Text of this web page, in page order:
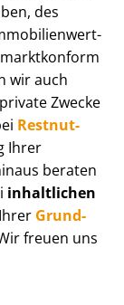
des
wir auch
Zwecke
Rest­nut­
Ihrer
beraten
inhaltlichen
Grund­
freuen uns